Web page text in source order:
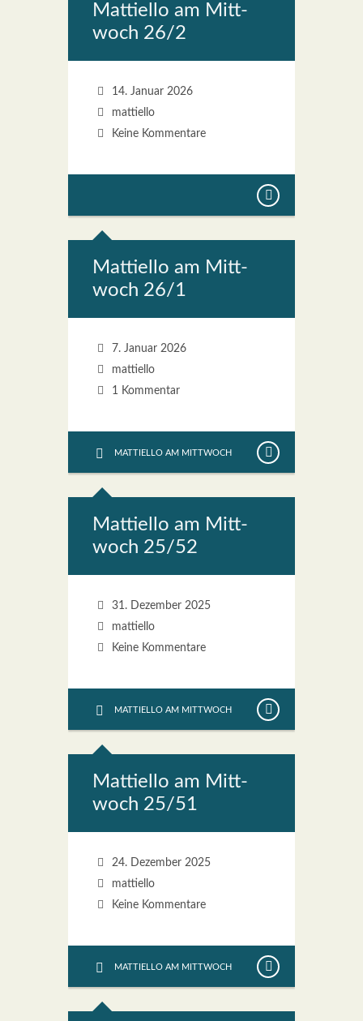
Mat­ti­el­lo am Mitt­
woch 26/2
14. Januar 2026
mattiello
Keine Kommentare
Mat­ti­el­lo am Mitt­
woch 26/1
7. Januar 2026
mattiello
1 Kommentar
MATTIELLO AM MITTWOCH
Mat­ti­el­lo am Mitt­
woch 25/52
31. Dezember 2025
mattiello
Keine Kommentare
MATTIELLO AM MITTWOCH
Mat­ti­el­lo am Mitt­
woch 25/51
24. Dezember 2025
mattiello
Keine Kommentare
MATTIELLO AM MITTWOCH